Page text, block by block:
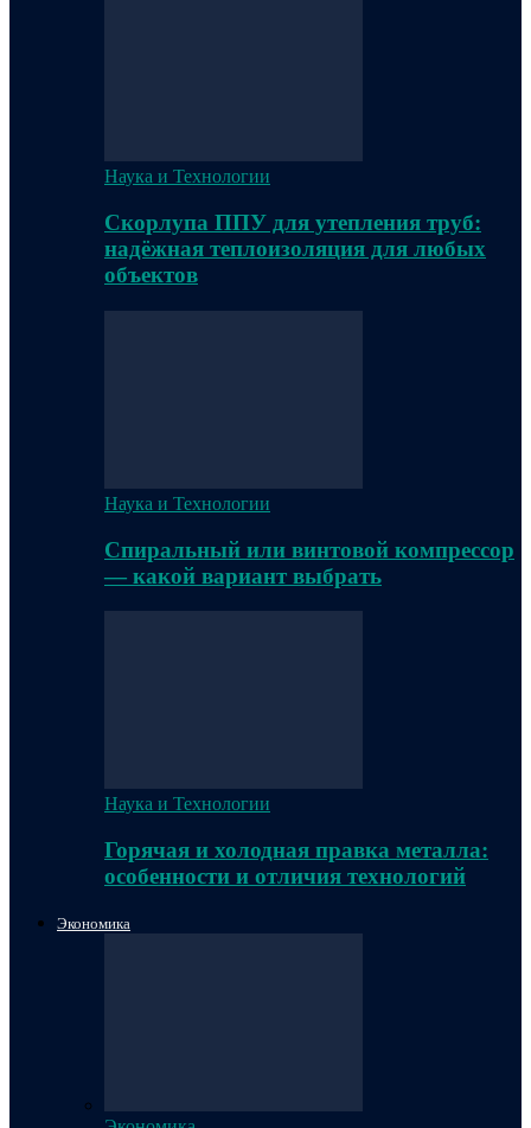
Наука и Технологии
Скорлупа ППУ для утепления труб:
надёжная теплоизоляция для любых
объектов
Наука и Технологии
Спиральный или винтовой компрессор
— какой вариант выбрать
Наука и Технологии
Горячая и холодная правка металла:
особенности и отличия технологий
Экономика